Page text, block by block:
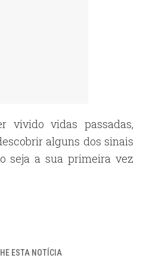
vivido vidas passadas,
alguns dos sinais
seja a sua primeira vez
ESTA NOTÍCIA